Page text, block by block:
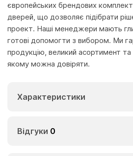
європейських брендових
дверей, що дозволяє підібрати
проект. Наші менеджери мають
готові допомогти з вибором. Ми
продукцію, великий асортимент та
якому можна довіряти.
Характеристики
Відгуки 0